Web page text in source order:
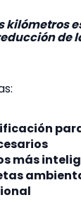
kilómetros
de
más